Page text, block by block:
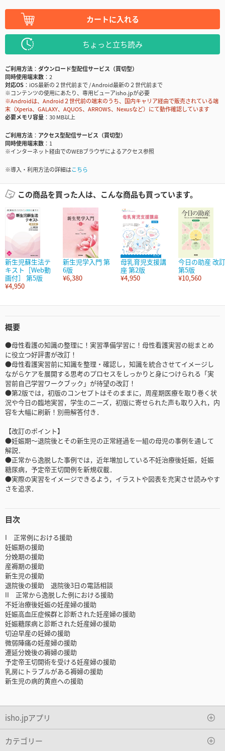
カートに入れる
ちょっと立ち読み
ご利用方法
ダウンロード型配信サービス（買切型）
同時使用端末数
2
対応OS
iOS最新の２世代前まで / Android最新の２世代前まで
※コンテンツの使用にあたり、専用ビューアisho.jpが必要
※Androidは、Android２世代前の端末のうち、国内キャリア経由で販売されている端
末（Xperia、GALAXY、AQUOS、ARROWS、Nexusなど）にて動作確認しています
必要メモリ容量
30 MB以上
ご利用方法
アクセス型配信サービス（買切型）
同時使用端末数
1
※インターネット経由でのWEBブラウザによるアクセス参照
※導入・利用方法の詳細はこちら
この商品を買った人は、こんな商品も買っています。
新生児蘇生法テ
キスト［Web動
画付］ 第5版
¥4,950
新生児学入門 第
6版
¥6,380
母乳育児支援講
座 第2版
¥4,950
今日の助産 改訂
第5版
¥10,560
概要
●母性看護の知識の整理に！実習準備学習に！母性看護実習の総まとめ
に役立つ好評書が改訂！
●母性看護実習前に知識を整理・確認し，知識を統合させてイメージし
ながらケアを展開する思考のプロセスをしっかりと身につけられる「実
習前自己学習ワークブック」が待望の改訂！
●第2版では，初版のコンセプトはそのままに，周産期医療を取り巻く状
況や今日の臨地実習，学生のニーズ，初版に寄せられた声も取り入れ，内
容を大幅に刷新！別冊解答付き．
【改訂のポイント】
●妊娠期～退院後とその新生児の正常経過を一組の母児の事例を通して
解説．
●正常から逸脱した事例では，近年増加している不妊治療後妊娠，妊娠
糖尿病，予定帝王切開例を新規収載．
●実際の実習をイメージできるよう，イラストや図表を充実させ読みやす
さを追求．
目次
I 正常例における援助
妊娠期の援助
分娩期の援助
産褥期の援助
新生児の援助
退院後の援助 退院後3日の電話相談
II 正常から逸脱した例における援助
不妊治療後妊娠の妊産婦の援助
妊娠高血圧症候群と診断された妊産婦の援助
妊娠糖尿病と診断された妊産婦の援助
切迫早産の妊婦の援助
微弱陣痛の妊産婦の援助
遷延分娩後の褥婦の援助
予定帝王切開術を受ける妊産婦の援助
乳房にトラブルがある褥婦の援助
新生児の病的黄疸への援助
isho.jpアプリ
カテゴリー